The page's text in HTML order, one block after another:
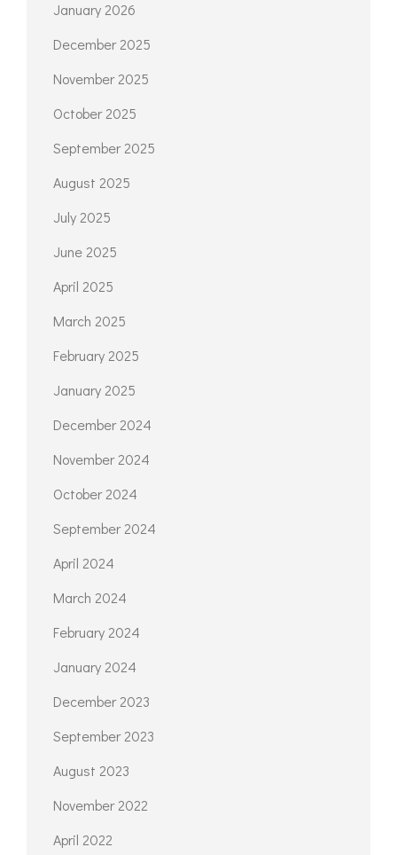
January 2026
December 2025
November 2025
October 2025
September 2025
August 2025
July 2025
June 2025
April 2025
March 2025
February 2025
January 2025
December 2024
November 2024
October 2024
September 2024
April 2024
March 2024
February 2024
January 2024
December 2023
September 2023
August 2023
November 2022
April 2022